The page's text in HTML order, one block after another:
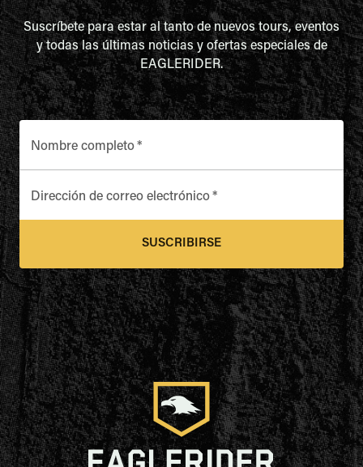
Suscríbete para estar al tanto de nuevos tours, eventos
y todas las últimas noticias y ofertas especiales de
EAGLERIDER.
Nombre completo*
Dirección de correo electrónico*
SUSCRIBIRSE